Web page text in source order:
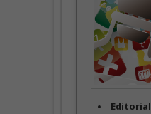
Editorial